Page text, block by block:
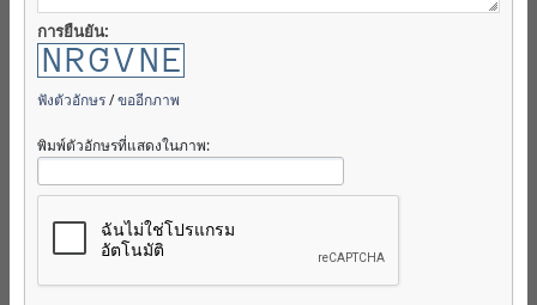
การยืนยัน:
ฟังตัวอักษร/ขออีกภาพ
พิมพ์ตัวอักษรที่แสดงในภาพ: